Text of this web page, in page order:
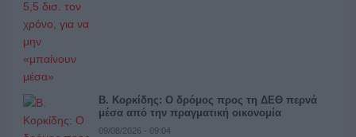
Β. Κορκίδης: Ο δρόμος προς τη ΔΕΘ περνά
μέσα από την πραγματική οικονομία
09/08/2026 - 09:04